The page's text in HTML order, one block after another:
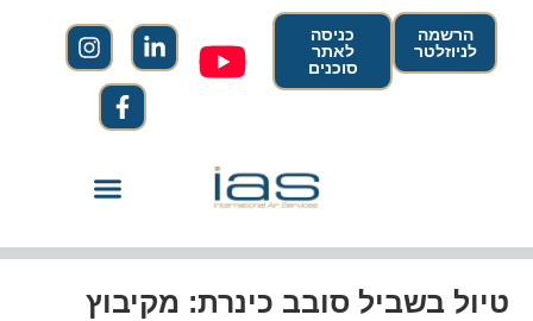
הרשמה
לניוזלטר
כניסה
לאתר
סוכנים
טיול בשביל סובב כינרת: מקיבוץ